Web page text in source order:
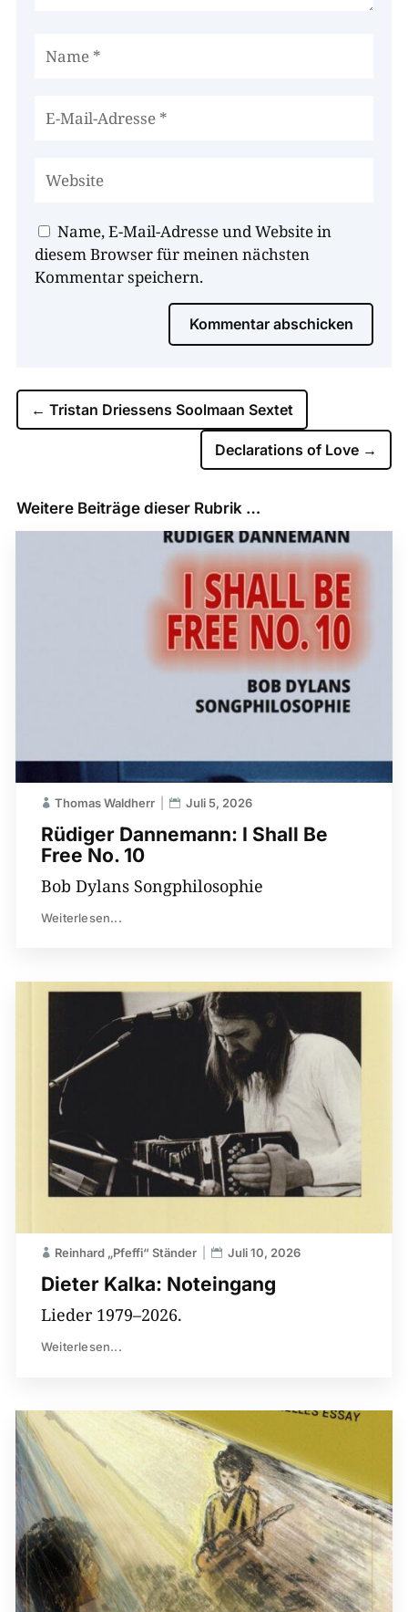
Name, E-Mail-Adresse und Website in
diesem Browser für meinen nächsten
Kommentar speichern.
Kommentar abschicken
← Tristan Driessens Soolmaan Sextet
Declarations of Love →
Weitere Beiträge dieser Rubrik …
Rüdiger Dannemann: I Shall Be
Free No. 10
Thomas Waldherr Juli 5, 2026
Bob Dylans Songphilosophie
Weiterlesen...
Dieter Kalka: Noteingang
Reinhard „Pfeffi“ Ständer Juli 10, 2026
Lieder 1979–2026.
Weiterlesen...